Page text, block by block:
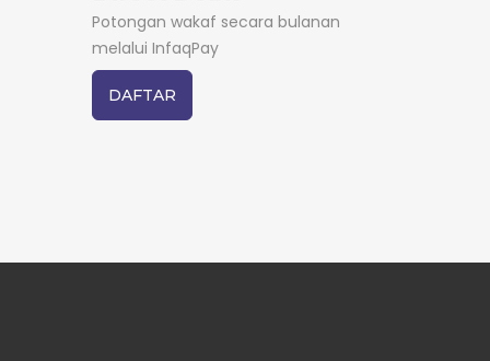
Potongan wakaf secara bulanan
melalui InfaqPay
DAFTAR